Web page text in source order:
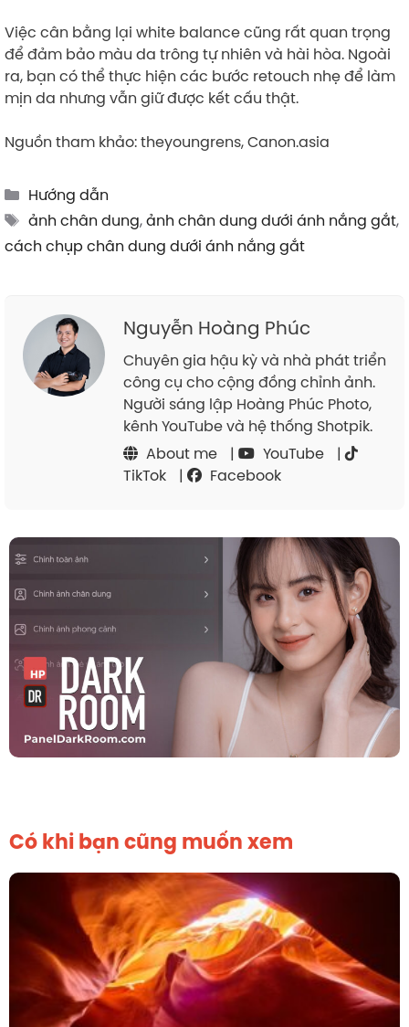
Việc cân bằng lại white balance cũng rất quan trọng
để đảm bảo màu da trông tự nhiên và hài hòa. Ngoài
ra, bạn có thể thực hiện các bước retouch nhẹ để làm
mịn da nhưng vẫn giữ được kết cấu thật.
Nguồn tham khảo: theyoungrens, Canon.asia
Categories
Hướng dẫn
Tags
ảnh chân dung,ảnh chân dung dưới ánh nắng gắt,
cách chụp chân dung dưới ánh nắng gắt
Nguyễn Hoàng Phúc
Chuyên gia hậu kỳ và nhà phát triển
công cụ cho cộng đồng chỉnh ảnh.
Người sáng lập Hoàng Phúc Photo,
kênh YouTube và hệ thống Shotpik.
About me
| YouTube
|
TikTok
| Facebook
Có khi bạn cũng muốn xem